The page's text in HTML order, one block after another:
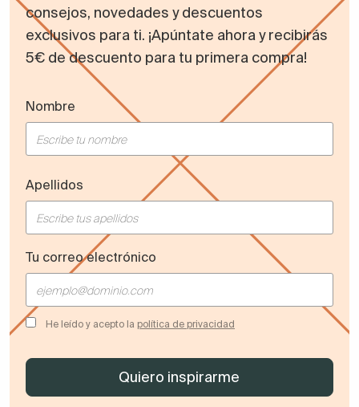
consejos, novedades y descuentos
exclusivos para ti. ¡Apúntate ahora y recibirás
5€ de descuento para tu primera compra!
Nombre
Apellidos
Tu correo electrónico
He leído y acepto la política de privacidad